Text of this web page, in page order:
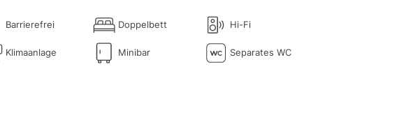
Barrierefrei Doppelbett Hi-Fi
Klimaanlage Minibar Separates WC